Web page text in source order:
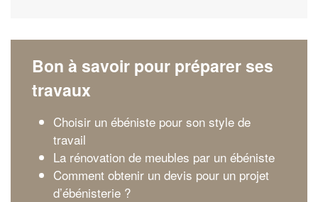
Bon à savoir pour préparer ses
travaux
Choisir un ébéniste pour son style de
travail
La rénovation de meubles par un ébéniste
Comment obtenir un devis pour un projet
d’ébénisterie ?